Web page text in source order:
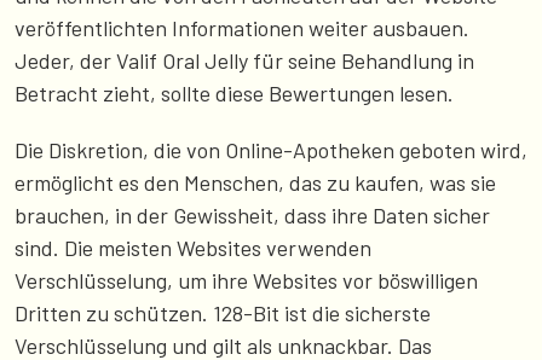
veröffentlichten Informationen weiter ausbauen.
Jeder, der Valif Oral Jelly für seine Behandlung in
Betracht zieht, sollte diese Bewertungen lesen.
Die Diskretion, die von Online-Apotheken geboten wird,
ermöglicht es den Menschen, das zu kaufen, was sie
brauchen, in der Gewissheit, dass ihre Daten sicher
sind. Die meisten Websites verwenden
Verschlüsselung, um ihre Websites vor böswilligen
Dritten zu schützen. 128-Bit ist die sicherste
Verschlüsselung und gilt als unknackbar. Das